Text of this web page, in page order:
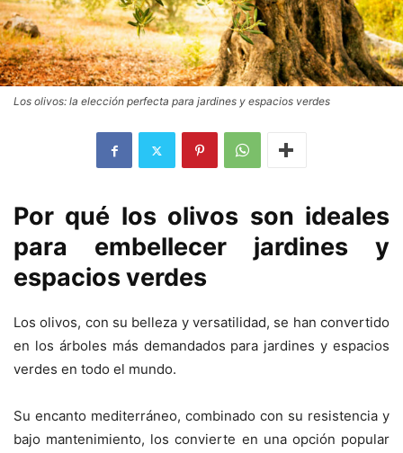
Los olivos: la elección perfecta para jardines y espacios verdes
Por qué los olivos son ideales
para embellecer jardines y
espacios verdes
Los olivos, con su belleza y versatilidad, se han convertido
en los árboles más demandados para jardines y espacios
verdes en todo el mundo.
Su encanto mediterráneo, combinado con su resistencia y
bajo mantenimiento, los convierte en una opción popular